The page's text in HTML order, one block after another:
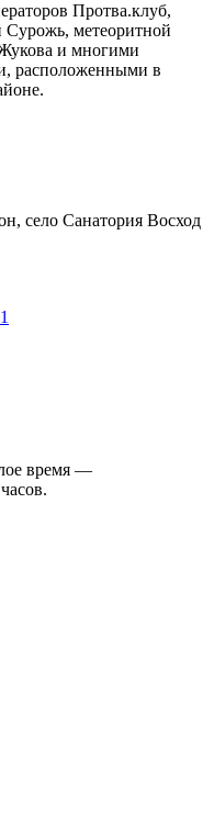
Протва.клуб,
Сурожь, метеоритной
и многими
расположенными в
село Санатория Восход
время —